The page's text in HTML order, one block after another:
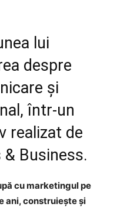
lui
despre
și
într-un
realizat de
Business.
cu marketingul pe
ani, construiește și